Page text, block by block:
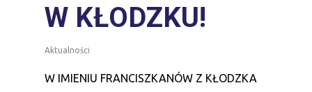
W KŁODZKU!
Aktualności
W IMIENIU FRANCISZKANÓW Z KŁODZKA